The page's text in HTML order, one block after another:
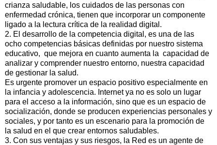
crianza saludable, los cuidados de las personas con
enfermedad crónica, tienen que incorporar un componente
ligado a la lectura crítica de la realidad digital.
2. El desarrollo de la competencia digital, es una de las
ocho competencias básicas definidas por nuestro sistema
educativo, que mejora en cuanto aumenta la capacidad de
analizar y comprender nuestro entorno, nuestra capacidad
de gestionar la salud.
Es urgente promover un espacio positivo especialmente en
la infancia y adolescencia. Internet ya no es solo un lugar
para el acceso a la información, sino que es un espacio de
socialización, donde se producen experiencias personales y
sociales, y por tanto es un escenario para la promoción de
la salud en el que crear entornos saludables.
3. Con sus ventajas y sus riesgos, la Red es un agente de